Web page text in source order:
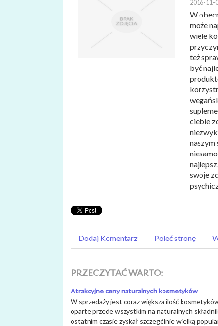
2016-11-
W
może
wiele
też
być
ciebie
naszym
swoje
Dodaj Komentarz Poleć stronę
PRZECZYTAĆ WARTO:
Atrakcyjne ceny naturalnych kosmetyków
W sprzedaży jest coraz większa ilość
oparte przede wszystkim na naturalnych
ostatnim czasie zyskał szczególnie wielką